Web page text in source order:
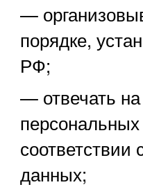
—
порядке,
РФ;
— отвечать
данных;